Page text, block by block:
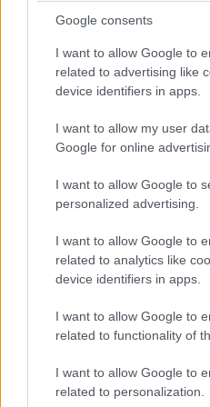
Google consents
I want to allow Google to
related to advertising like
device identifiers in apps.
I want to allow my user
Google for online
I want to allow Google to
personalized advertising.
I want to allow Google to
related to analytics like
device identifiers in apps.
I want to allow Google to
related to functionality of
I want to allow Google to
related to personalization.
Negyven másodperc!
Bergmeister, de a Keating
után valószínűleg beül majd a
illetve egyszeres Le Mans-i
Bleekemolen.
Az éllovas
már el is telt a hiányzó hét
(azok közül viszont az egyik
a vb-cím felé viszi a #36-os
Megint négy
Keating előnyéből.